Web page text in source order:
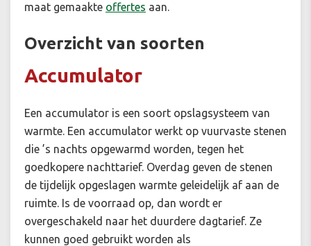
maat gemaakte offertes aan.
Overzicht van soorten
Accumulator
Een accumulator is een soort opslagsysteem van
warmte. Een accumulator werkt op vuurvaste stenen
die ’s nachts opgewarmd worden, tegen het
goedkopere nachttarief. Overdag geven de stenen
de tijdelijk opgeslagen warmte geleidelijk af aan de
ruimte. Is de voorraad op, dan wordt er
overgeschakeld naar het duurdere dagtarief. Ze
kunnen goed gebruikt worden als